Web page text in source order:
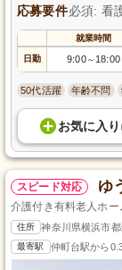
応募要件必須: 看
就業時間
日勤 9:00～ 18:00
50代活躍 年齢不問
お気に入り
スピード対応 ゆ
介護付き有料老人ホー
住所 神奈川県横浜市
最寄駅 仲町台駅から